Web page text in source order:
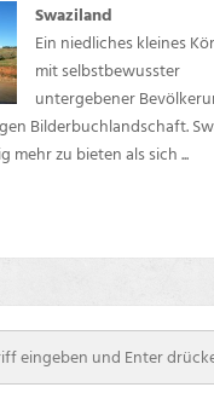
Swaziland
Ein niedliches kleines
mit selbstbewusster
untergebener
Bilderbuchlandschaft.
mehr zu bieten als sich ...